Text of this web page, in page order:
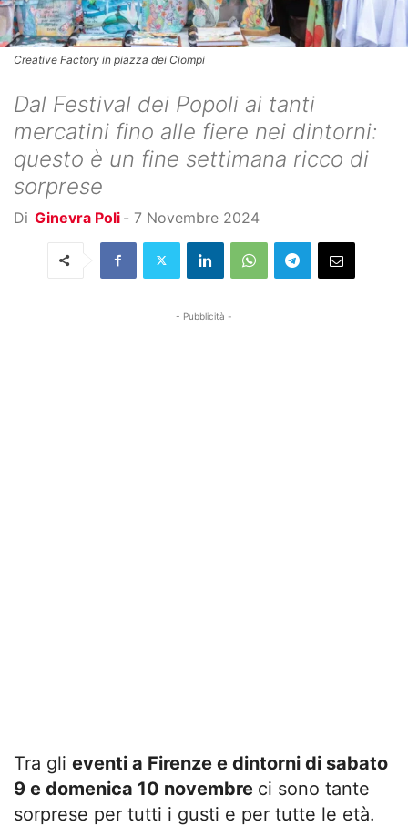
Creative Factory in piazza dei Ciompi
Dal Festival dei Popoli ai tanti
mercatini fino alle fiere nei dintorni:
questo è un fine settimana ricco di
sorprese
Di Ginevra Poli - 7 Novembre 2024
- Pubblicità -
Tra gli eventi a Firenze e dintorni di sabato
9 e domenica 10 novembre ci sono tante
sorprese per tutti i gusti e per tutte le età.